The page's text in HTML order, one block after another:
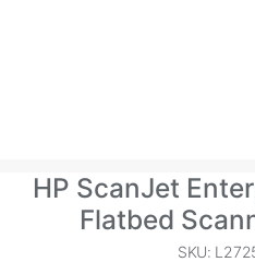
HP ScanJet
Flatbed
SKU: